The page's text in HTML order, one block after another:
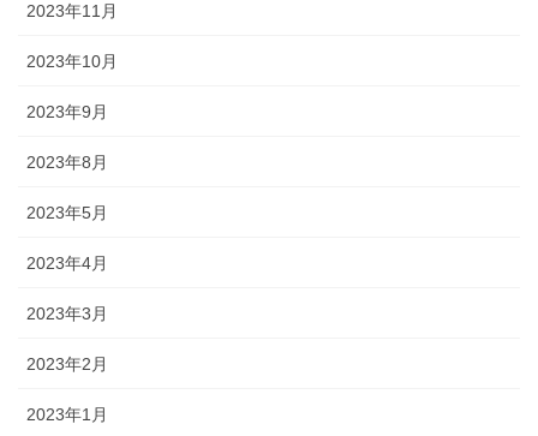
2023年11月
2023年10月
2023年9月
2023年8月
2023年5月
2023年4月
2023年3月
2023年2月
2023年1月